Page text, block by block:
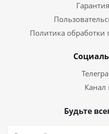
Политика
Будьте